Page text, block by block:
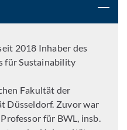
2018 Inhaber des
für Sustainability
Fakultät der
Düsseldorf. Zuvor war
für BWL, insb.